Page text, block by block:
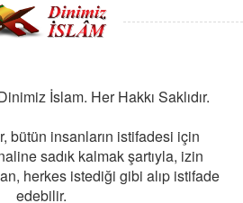
İslam. Her Hakkı Saklıdır.
bütün insanların istifadesi için
sadık kalmak şartıyla, izin
herkes istediği gibi alıp istifade
edebilir.